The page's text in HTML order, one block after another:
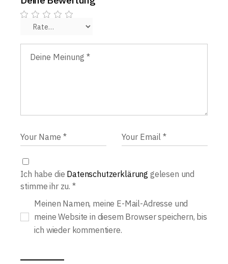
Ich habe die Datenschutzerklärung gelesen und
stimme ihr zu. *
Meinen Namen, meine E-Mail-Adresse und
meine Website in diesem Browser speichern, bis
ich wieder kommentiere.